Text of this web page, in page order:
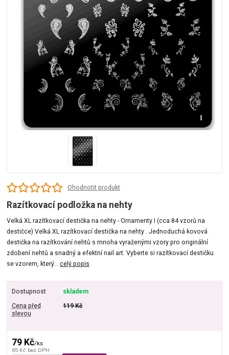
Ohodnotit produkt
Razítkovací podložka na nehty
Velká XL razítkovací destička na nehty - Ornamenty I (cca 84 vzorů na
destičce) Velká XL razítkovací destička na nehty . Jednoduchá kovová
destička na razítkování nehtů s mnoha vyraženými vzory pro originální
zdobení nehtů a snadný a efektní nail art. Vyberte si razítkovací destičku
se vzorem, který...celý popis
Dostupnost skladem
Cena před
slevou
119 Kč
79 Kč/ks
65 Kč bez DPH